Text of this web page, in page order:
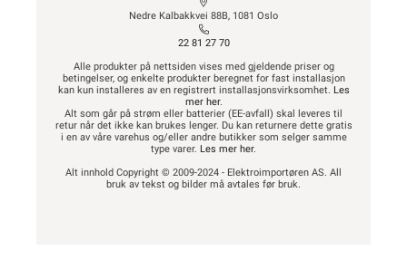
Nedre Kalbakkvei 88B, 1081 Oslo
22 81 27 70
Alle produkter på nettsiden vises med gjeldende priser og
betingelser, og enkelte produkter beregnet for fast installasjon
kan kun installeres av en registrert installasjonsvirksomhet. Les
mer her.
Alt som går på strøm eller batterier (EE-avfall) skal leveres til
retur når det ikke kan brukes lenger. Du kan returnere dette gratis
i en av våre varehus og/eller andre butikker som selger samme
type varer. Les mer her.
Alt innhold Copyright © 2009-2024 - Elektroimportøren AS. All
bruk av tekst og bilder må avtales før bruk.